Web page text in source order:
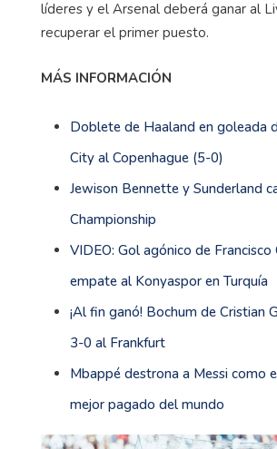
líderes y el Arsenal deberá ganar al
recuperar el primer puesto.
MÁS INFORMACIÓN
Doblete de Haaland en goleada
City al Copenhague (5-0)
Jewison Bennette y Sunderland
Championship
VIDEO: Gol agónico de Francisco
empate al Konyaspor en Turquía
¡Al fin ganó! Bochum de Cristian
3-0 al Frankfurt
Mbappé destrona a Messi como
mejor pagado del mundo